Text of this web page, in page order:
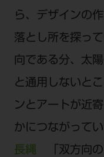
ら、デザインの
落とし所を探っ
向である分、太
と通用しないと
ンとアートが近
かにつながって
長縄 「双方向の